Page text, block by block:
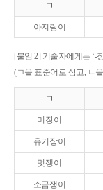
ㄱ
아지랑이
[붙임 2] 기술자에게는 ‘-
(ㄱ을 표준어로 삼고, ㄴ
ㄱ
미장이
유기장이
멋쟁이
소금쟁이